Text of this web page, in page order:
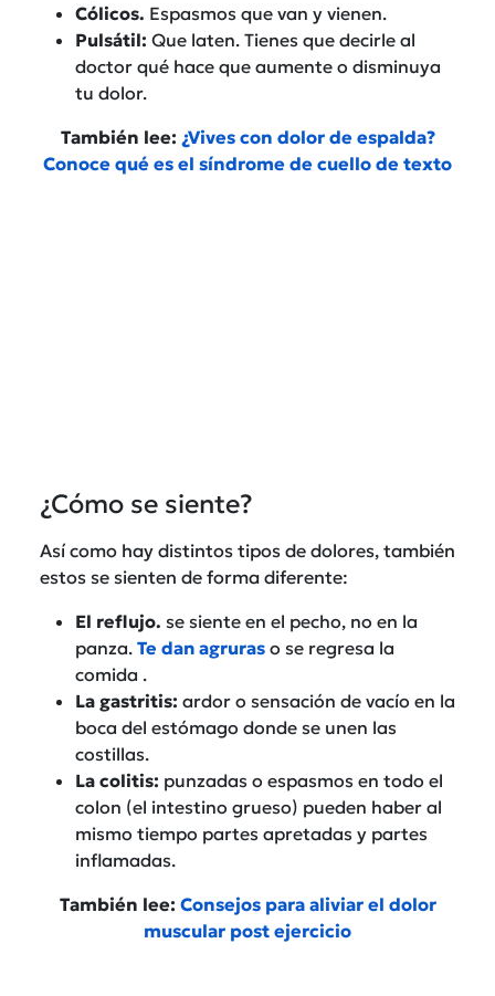
Cólicos. Espasmos que van y vienen.
Pulsátil: Que laten. Tienes que decirle al
doctor qué hace que aumente o disminuya
tu dolor.
También lee: ¿Vives con dolor de espalda?
Conoce qué es el síndrome de cuello de texto
¿Cómo se siente?
Así como hay distintos tipos de dolores, también
estos se sienten de forma diferente:
El reflujo. se siente en el pecho, no en la
panza. Te dan agruras o se regresa la
comida .
La gastritis: ardor o sensación de vacío en la
boca del estómago donde se unen las
costillas.
La colitis: punzadas o espasmos en todo el
colon (el intestino grueso) pueden haber al
mismo tiempo partes apretadas y partes
inflamadas.
También lee: Consejos para aliviar el dolor
muscular post ejercicio